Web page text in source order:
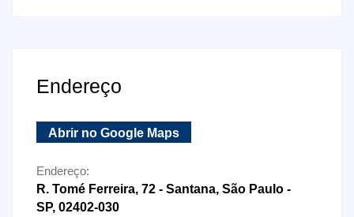
Endereço
Abrir no Google Maps
Endereço:
R. Tomé Ferreira, 72 - Santana, São Paulo -
SP, 02402-030